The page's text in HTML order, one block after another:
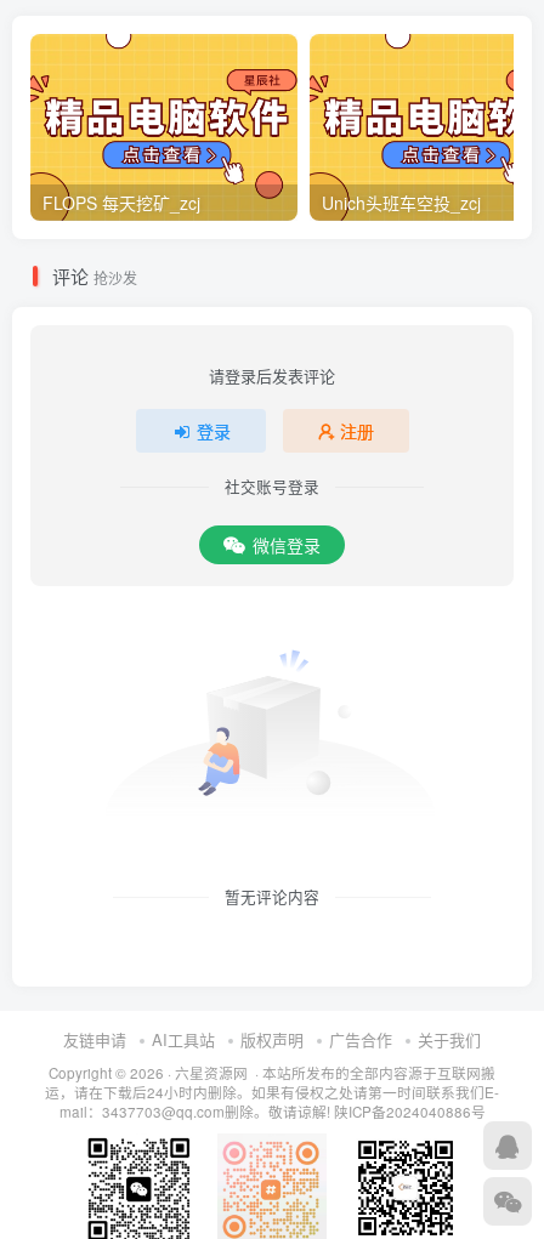
FLOPS 每天挖矿_zcj Unich头班车空投_zcj
评论 抢沙发
请登录后发表评论
登录 注册
社交账号登录
微信登录
暂无评论内容
友链申请 AI工具站 版权声明 广告合作 关于我们
Copyright © 2026 · 六星资源网 · 本站所发布的全部内容源于互联网搬
运，请在下载后24小时内删除。如果有侵权之处请第一时间联系我们E-
mail：3437703@qq.com删除。敬请谅解! 陕ICP备2024040886号